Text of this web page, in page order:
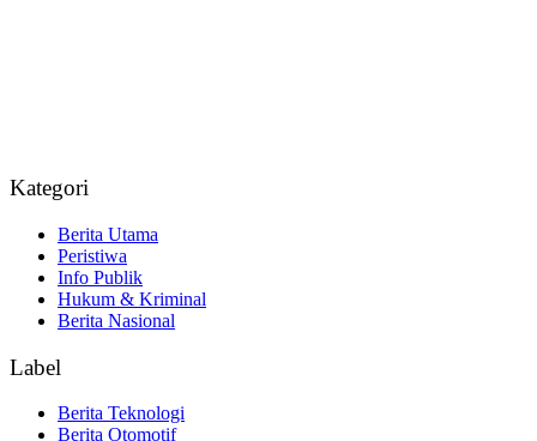
Kategori
Berita Utama
Peristiwa
Info Publik
Hukum & Kriminal
Berita Nasional
Label
Berita Teknologi
Berita Otomotif